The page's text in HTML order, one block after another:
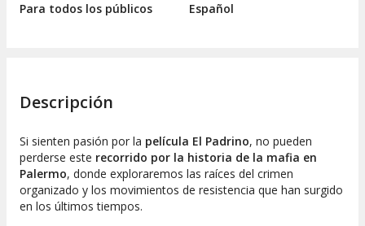
Para todos los públicos
Español
Descripción
Si sienten pasión por la película El Padrino, no pueden
perderse este recorrido por la historia de la mafia en
Palermo, donde exploraremos las raíces del crimen
organizado y los movimientos de resistencia que han surgido
en los últimos tiempos.